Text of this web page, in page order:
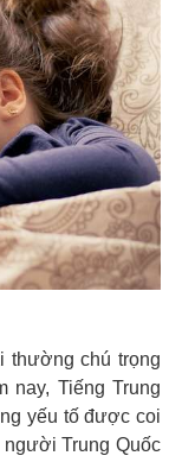
thường chú trọng
nay, Tiếng Trung
yếu tố được coi
người Trung Quốc